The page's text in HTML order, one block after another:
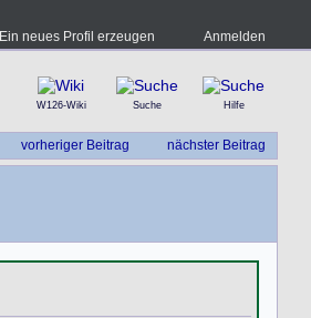
Ein neues Profil erzeugen Anmelden
W126-Wiki Suche Hilfe
vorheriger Beitrag nächster Beitrag